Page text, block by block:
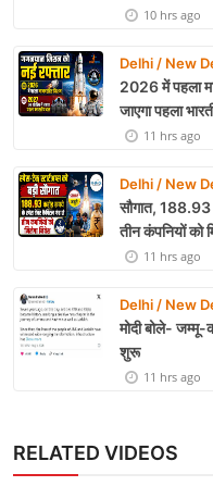
10 hrs ago
Delhi / New
2026 में पहला
जाएगा पहला
11 hrs ago
Delhi / New
सौगात,
तीन कंपनियों को
11 hrs ago
Delhi / New
मोदी बोले- जम्मू-
शुरू
11 hrs ago
RELATED VIDEOS